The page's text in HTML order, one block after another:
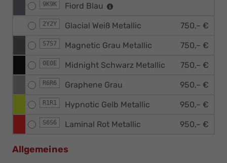
9K9K Fiord Blau
2Y2Y Glacial Weiß Metallic 750,– €
S7S7 Magnetic Grau Metallic 750,– €
0E0E Midnight Schwarz Metallic 750,– €
R6R6 Graphene Grau 950,– €
R1R1 Hypnotic Gelb Metallic 950,– €
S6S6 Laminal Rot Metallic 950,– €
Allgemeines